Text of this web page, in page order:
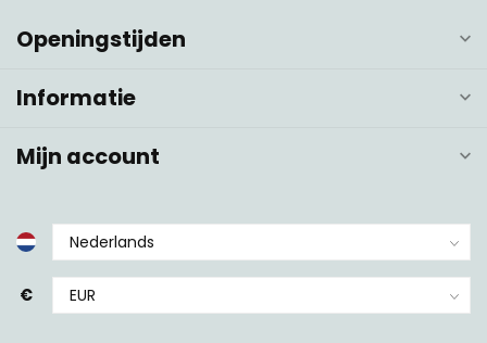
Openingstijden
Informatie
Mijn account
€